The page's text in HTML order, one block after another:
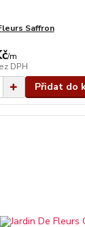
Saffron
/m
DPH
Přidat do